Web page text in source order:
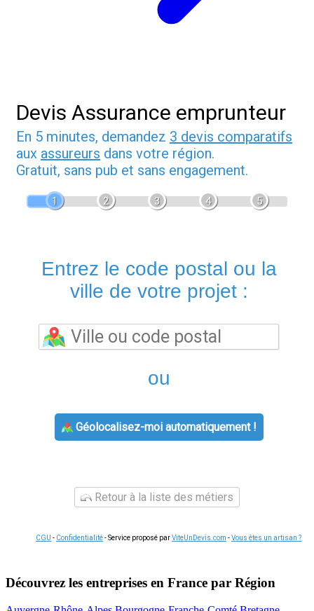
Devis Assurance emprunteur
En 5 minutes, demandez 3 devis comparatifs
aux assureurs dans votre région.
Gratuit, sans pub et sans engagement.
1 2 3 4 5
Entrez le code postal ou la
ville de votre projet :
ou
Géolocalisez-moi automatiquement !
Retour à la liste des métiers
CGU - Confidentialité- Service proposé parViteUnDevis.com -Vous êtes un artisan ?
Découvrez les entreprises en France par Région